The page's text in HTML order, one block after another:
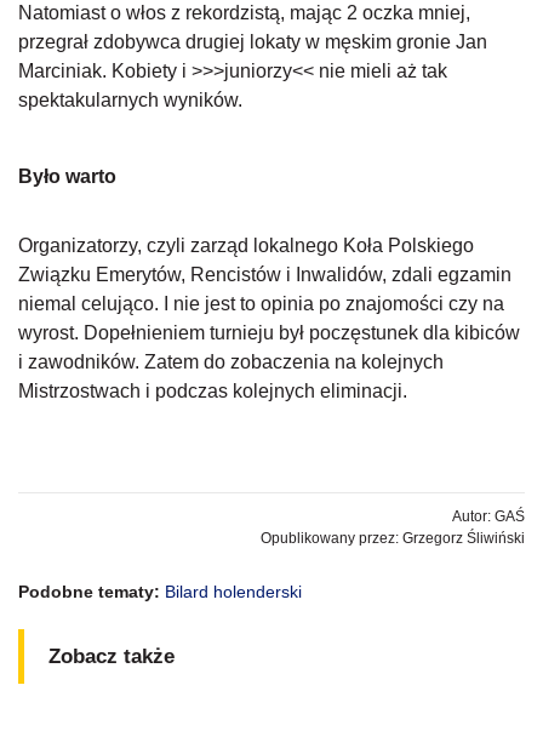
Natomiast o włos z rekordzistą, mając 2 oczka mniej,
przegrał zdobywca drugiej lokaty w męskim gronie Jan
Marciniak. Kobiety i >>>juniorzy<< nie mieli aż tak
spektakularnych wyników.
Było warto
Organizatorzy, czyli zarząd lokalnego Koła Polskiego
Związku Emerytów, Rencistów i Inwalidów, zdali egzamin
niemal celująco. I nie jest to opinia po znajomości czy na
wyrost. Dopełnieniem turnieju był poczęstunek dla kibiców
i zawodników. Zatem do zobaczenia na kolejnych
Mistrzostwach i podczas kolejnych eliminacji.
Autor: GAŚ
Opublikowany przez: Grzegorz Śliwiński
Podobne tematy: Bilard holenderski
Zobacz także